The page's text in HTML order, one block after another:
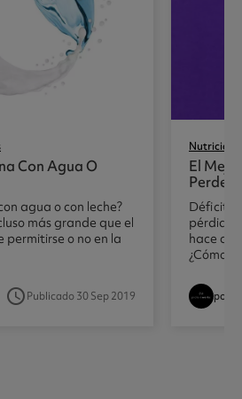
Con Agua O
agua o con leche?
más grande que el
permitirse o no en la
access_timePublicado 30 Sep 2019
Nutrición
El
Perder
Déficit
pérdida
hace
¿Cómo